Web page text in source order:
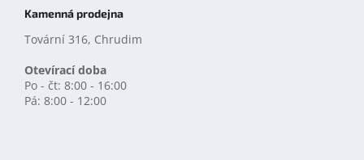
Kamenná prodejna
Tovární 316, Chrudim
Otevírací doba
Po - čt: 8:00 - 16:00
Pá: 8:00 - 12:00